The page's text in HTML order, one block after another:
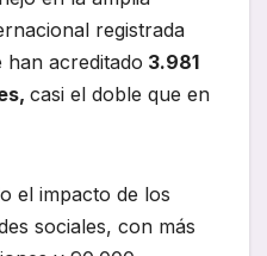
registrada
han acreditado 3.981
casi el doble que en
el impacto de los
sociales, con más